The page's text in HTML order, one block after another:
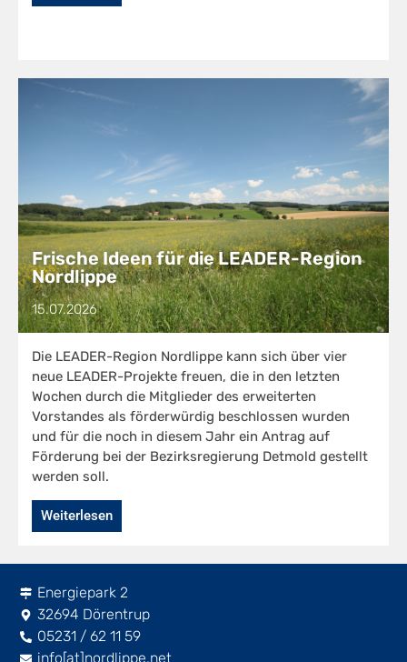
Frische Ideen für die LEADER-Region
Nordlippe
15.07.2026
Die LEADER-Region Nordlippe kann sich über vier
neue LEADER-Projekte freuen, die in den letzten
Wochen durch die Mitglieder des erweiterten
Vorstandes als förderwürdig beschlossen wurden
und für die noch in diesem Jahr ein Antrag auf
Förderung bei der Bezirksregierung Detmold gestellt
werden soll.
Weiterlesen
Energiepark 2
32694 Dörentrup
05231 / 62 11 59
info[at]nordlippe.net